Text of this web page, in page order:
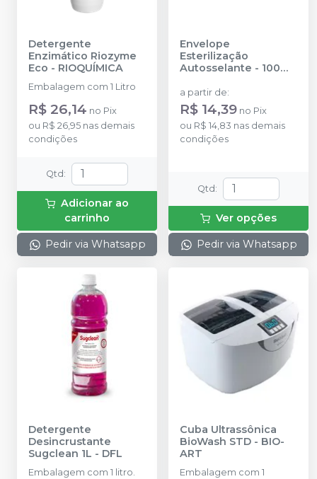
Detergente
Enzimático Riozyme
Eco - RIOQUÍMICA
Embalagem com 1 Litro
R$ 26,14 no Pix
ou R$ 26,95 nas demais
condições
Qtd :
Adicionar ao
carrinho
Pedir via Whatsapp
Envelope
Esterilização
Autosselante - 100
a partir de:
R$ 14,39 no Pix
ou R$ 14,83 nas demais
condições
Qtd :
Ver opções
Pedir via Whatsapp
Detergente
Desincrustante
Sugclean 1L - DFL
Embalagem com 1 litro.
Cuba Ultrassônica
BioWash STD - BIO-
ART
Embalagem com 1